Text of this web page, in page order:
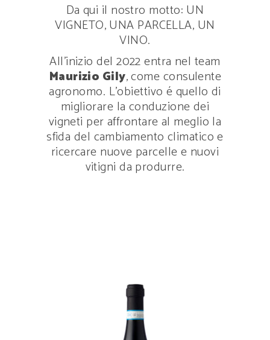
Da qui il nostro motto: UN
VIGNETO, UNA PARCELLA, UN
VINO.
All’inizio del 2022 entra nel team
Maurizio Gily, come consulente
agronomo. L’obiettivo é quello di
migliorare la conduzione dei
vigneti per affrontare al meglio la
sfida del cambiamento climatico e
ricercare nuove parcelle e nuovi
vitigni da produrre.